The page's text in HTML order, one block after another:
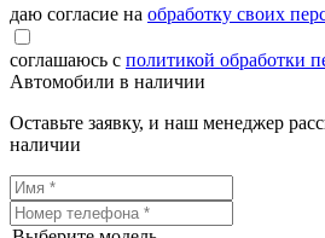
даю согласие на обработку своих
соглашаюсь с политикой обработки
Автомобили в наличии
Оставьте заявку, и наш менеджер
наличии